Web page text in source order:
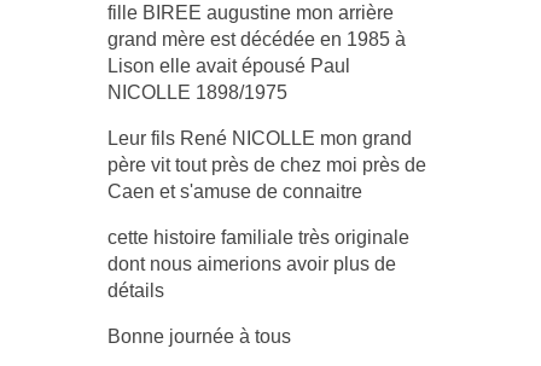
fille BIREE augustine mon arrière
grand mère est décédée en 1985 à
Lison elle avait épousé Paul
NICOLLE 1898/1975
Leur fils René NICOLLE mon grand
père vit tout près de chez moi près de
Caen et s'amuse de connaitre
cette histoire familiale très originale
dont nous aimerions avoir plus de
détails
Bonne journée à tous